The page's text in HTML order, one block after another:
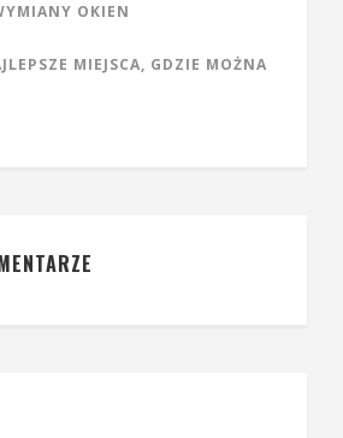
OKIEN
MIEJSCA, GDZIE MOŻNA